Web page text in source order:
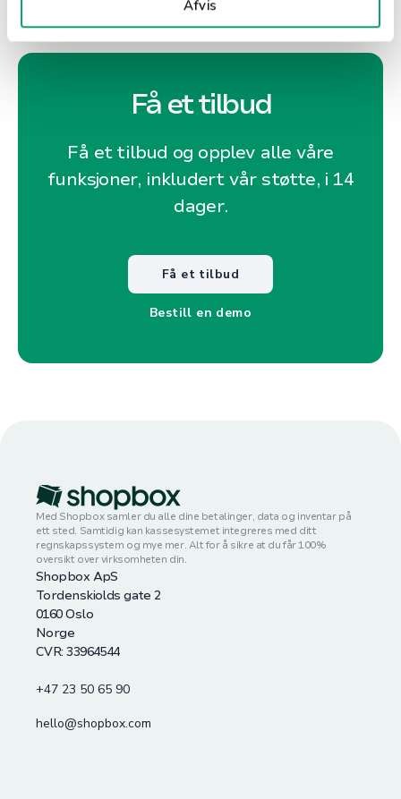
Afvis
Få et tilbud
Få et tilbud og opplev alle våre
funksjoner, inkludert vår støtte, i 14
dager.
Få et tilbud
Bestill en demo
Med Shopbox samler du alle dine betalinger, data og inventar på
ett sted. Samtidig kan kassesystemet integreres med ditt
regnskapssystem og mye mer. Alt for å sikre at du får 100%
oversikt over virksomheten din.
Shopbox ApS
Tordenskiolds gate 2
0160 Oslo
Norge
CVR: 33964544
+47 23 50 65 90
hello@shopbox.com